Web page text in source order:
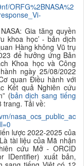
ORFG%2BNASA%2
Gia tăng quyền
khoa học’ - bản dịch
Hàng không Vũ trụ
để hưởng ứng Bản
Khoa học và Công
ngày 25/08/2022
quan Điều hành với
Kết quả Nghiên cứu
(bản dịch sang tiếng
trang. Tải về:
nasa_ocs_public_ac
lược 2022-2025 của
tài liệu của Mã nhận
cứu Mở - ORCID
IDentifier) xuất bản,